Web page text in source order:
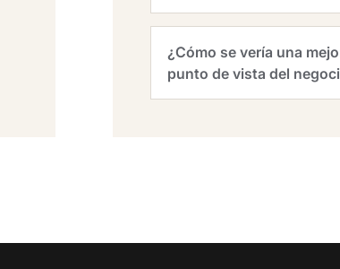
¿Cómo se vería una
punto de vista del